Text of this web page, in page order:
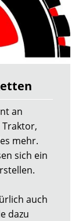
an
mehr.
sich ein
auch
dazu